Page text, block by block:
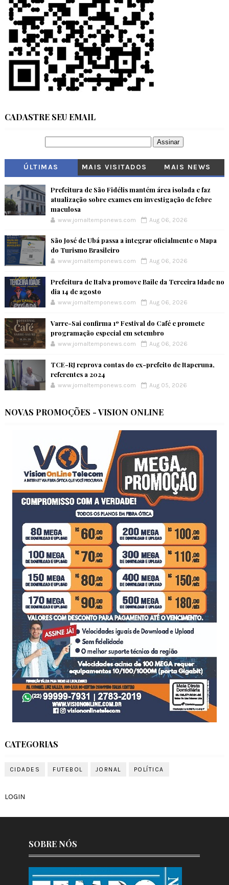
CADASTRE SEU EMAIL
ÚLTIMAS MAIS VISITADOS MAIS NEWS
Prefeitura de São Fidélis mantém área isolada e faz
atualização sobre exames em investigação de febre
maculosa
www.jornaltemponews.com Aug 06, 2026
São José de Ubá passa a integrar oficialmente o Mapa
do Turismo Brasileiro
www.jornaltemponews.com Aug 06, 2026
Prefeitura de Italva promove Baile da Terceira Idade no
dia 14 de agosto
www.jornaltemponews.com Aug 06, 2026
Varre-Sai confirma 1º Festival do Café e promete
programação especial em setembro
www.jornaltemponews.com Aug 06, 2026
TCE-RJ reprova contas do ex-prefeito de Itaperuna,
referentes a 2024
www.jornaltemponews.com Aug 05, 2026
NOVAS PROMOÇÕES - VISION ONLINE
CATEGORIAS
CIDADES FUTEBOL JORNAL POLÍTICA
LOGIN
SOBRE NÓS